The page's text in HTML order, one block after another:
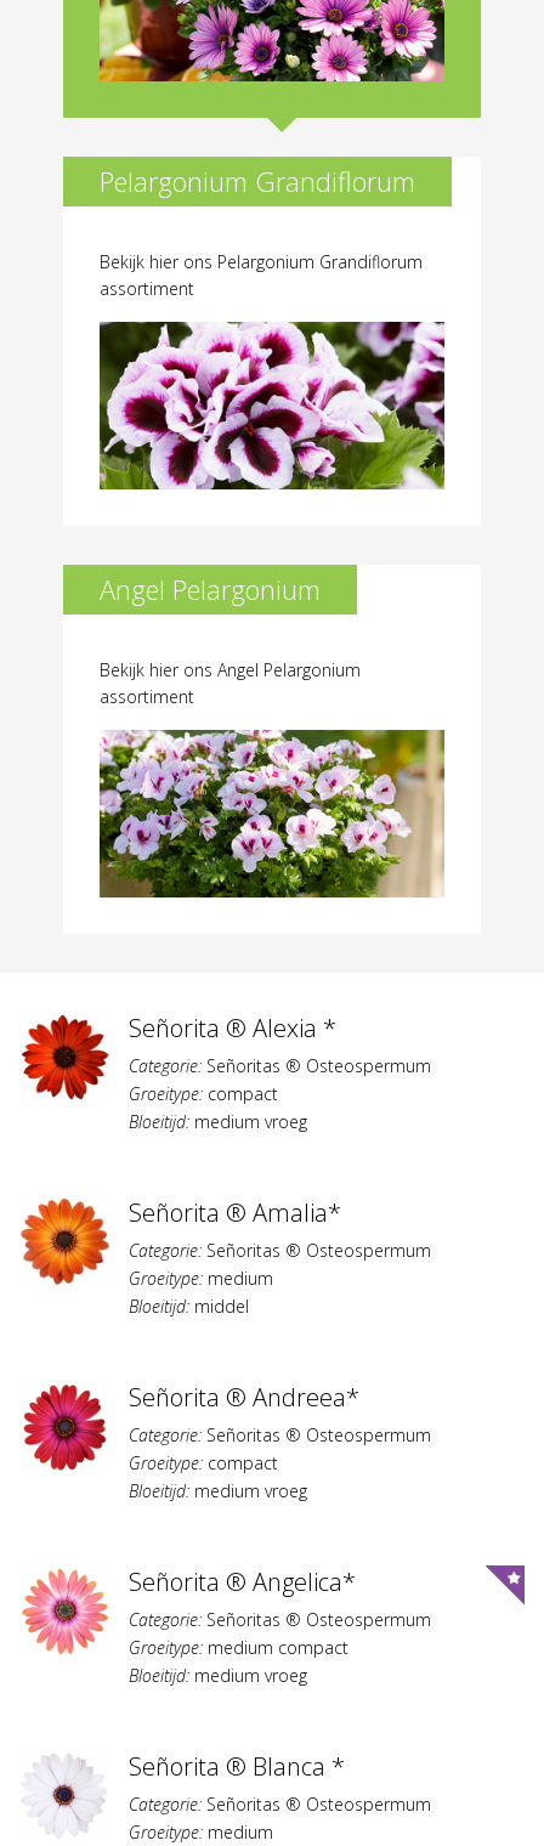
Pelargonium Grandiflorum
Bekijk hier ons Pelargonium Grandiflorum
assortiment
Angel Pelargonium
Bekijk hier ons Angel Pelargonium
assortiment
Señorita ® Alexia *
Categorie: Señoritas ® Osteospermum
Groeitype: compact
Bloeitijd: medium vroeg
Señorita ® Amalia*
Categorie: Señoritas ® Osteospermum
Groeitype: medium
Bloeitijd: middel
Señorita ® Andreea*
Categorie: Señoritas ® Osteospermum
Groeitype: compact
Bloeitijd: medium vroeg
Señorita ® Angelica*
Categorie: Señoritas ® Osteospermum
Groeitype: medium compact
Bloeitijd: medium vroeg
Señorita ® Blanca *
Categorie: Señoritas ® Osteospermum
Groeitype: medium